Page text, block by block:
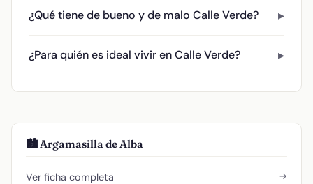
¿Qué tiene de bueno y de malo Calle Verde?
¿Para quién es ideal vivir en Calle Verde?
🏙️ Argamasilla de Alba
Ver ficha completa →